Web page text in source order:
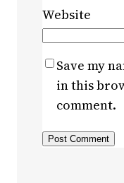
Website
Save my
in this
comment.